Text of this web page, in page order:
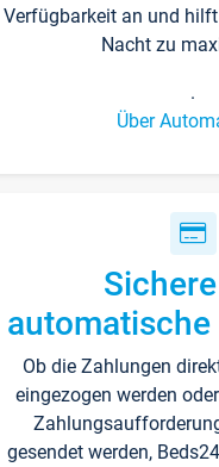
Verfügbarkeit an und
Nacht zu
.
Über
automatische
Ob die Zahlungen
eingezogen werden
gesendet werden,